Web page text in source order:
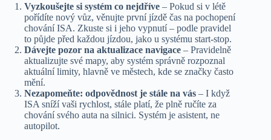
Vyzkoušejte si systém co nejdříve – Pokud si v létě
pořídíte nový vůz, věnujte první jízdě čas na pochopení
chování ISA. Zkuste si i jeho vypnutí – podle pravidel
to půjde před každou jízdou, jako u systému start-stop.
Dávejte pozor na aktualizace navigace – Pravidelně
aktualizujte své mapy, aby systém správně rozpoznal
aktuální limity, hlavně ve městech, kde se značky často
mění.
Nezapomeňte: odpovědnost je stále na vás – I když
ISA sníží vaši rychlost, stále platí, že plně ručíte za
chování svého auta na silnici. Systém je asistent, ne
autopilot.